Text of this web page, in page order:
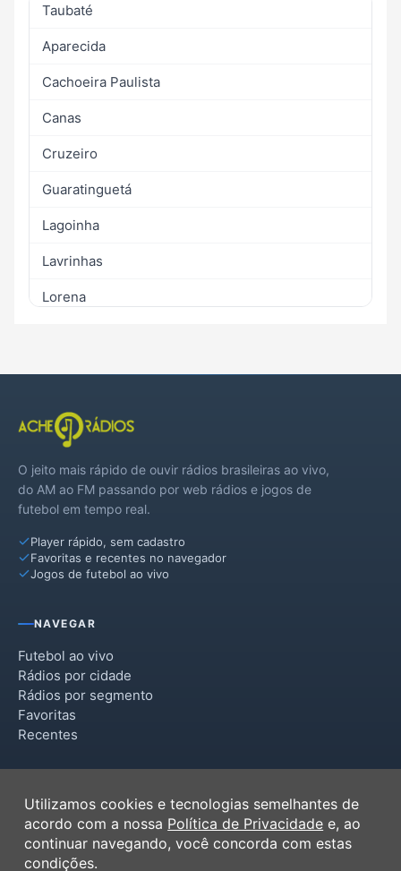
Taubaté
Aparecida
Cachoeira Paulista
Canas
Cruzeiro
Guaratinguetá
Lagoinha
Lavrinhas
Lorena
Queluz
O jeito mais rápido de ouvir rádios brasileiras ao vivo,
do AM ao FM passando por web rádios e jogos de
futebol em tempo real.
Player rápido, sem cadastro
Favoritas e recentes no navegador
Jogos de futebol ao vivo
NAVEGAR
Futebol ao vivo
Rádios por cidade
Rádios por segmento
Favoritas
Recentes
Termos de Uso
Política de Privacidade
Ferramentas
Utilizamos cookies e tecnologias semelhantes de
acordo com a nossa Política de Privacidade e, ao
continuar navegando, você concorda com estas
condições.